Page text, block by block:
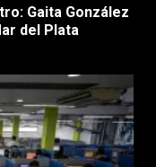
Gaita González
del Plata